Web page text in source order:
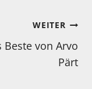
WEITER
Beste von Arvo
Pärt